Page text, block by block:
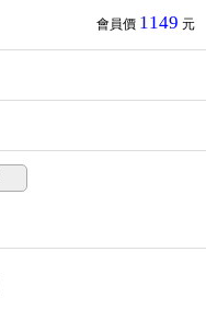
會員價 1149 元